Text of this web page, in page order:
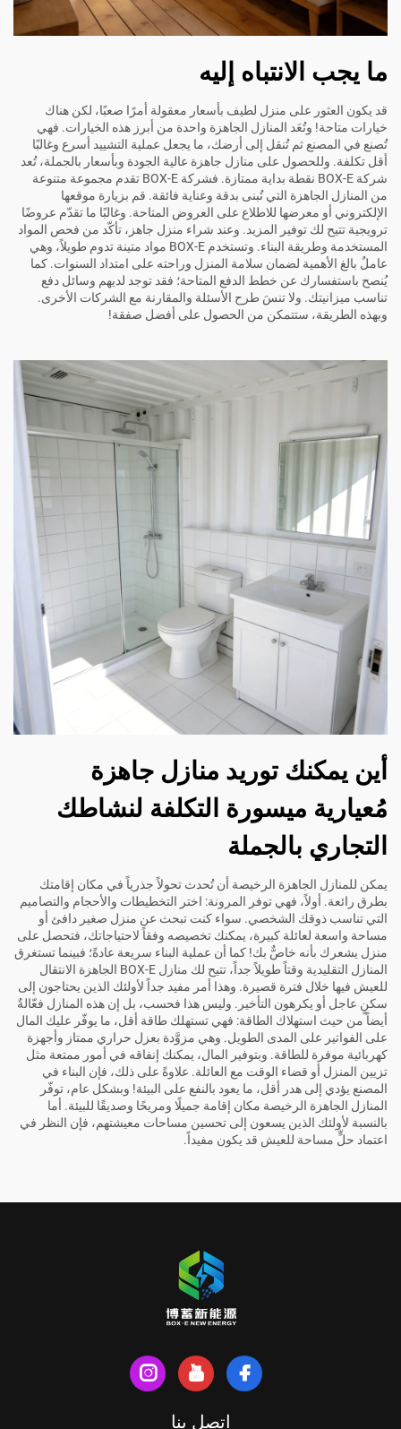
ما يجب الانتباه إليه
قد يكون العثور على منزل لطيف بأسعار معقولة أمرًا صعبًا، لكن هناك
خيارات متاحة! وتُعَد المنازل الجاهزة واحدة من أبرز هذه الخيارات. فهي
تُصنع في المصنع ثم تُنقل إلى أرضك، ما يجعل عملية التشييد أسرع وغالبًا
أقل تكلفة. وللحصول على منازل جاهزة عالية الجودة وبأسعار بالجملة، تُعد
شركة BOX-E نقطة بداية ممتازة. فشركة BOX-E تقدم مجموعة متنوعة
من المنازل الجاهزة التي تُبنى بدقة وعناية فائقة. قم بزيارة موقعها
الإلكتروني أو معرضها للاطلاع على العروض المتاحة. وغالبًا ما تقدّم عروضًا
ترويجية تتيح لك توفير المزيد. وعند شراء منزل جاهز، تأكّد من فحص المواد
المستخدمة وطريقة البناء. وتستخدم BOX-E مواد متينة تدوم طويلاً، وهي
عاملٌ بالغ الأهمية لضمان سلامة المنزل وراحته على امتداد السنوات. كما
يُنصح باستفسارك عن خطط الدفع المتاحة؛ فقد توجد لديهم وسائل دفع
تناسب ميزانيتك. ولا تنسَ طرح الأسئلة والمقارنة مع الشركات الأخرى.
وبهذه الطريقة، ستتمكن من الحصول على أفضل صفقة!
أين يمكنك توريد منازل جاهزة
مُعيارية ميسورة التكلفة لنشاطك
التجاري بالجملة
يمكن للمنازل الجاهزة الرخيصة أن تُحدث تحولاً جذرياً في مكان إقامتك
بطرق رائعة. أولاً، فهي توفر المرونة: اختر التخطيطات والأحجام والتصاميم
التي تناسب ذوقك الشخصي. سواء كنت تبحث عن منزل صغير دافئ أو
مساحة واسعة لعائلة كبيرة، يمكنك تخصيصه وفقاً لاحتياجاتك، فتحصل على
منزل يشعرك بأنه خاصٌّ بك! كما أن عملية البناء سريعة عادةً؛ فبينما تستغرق
المنازل التقليدية وقتاً طويلاً جداً، تتيح لك منازل BOX-E الجاهزة الانتقال
للعيش فيها خلال فترة قصيرة. وهذا أمر مفيد جداً لأولئك الذين يحتاجون إلى
سكنٍ عاجل أو يكرهون التأخير. وليس هذا فحسب، بل إن هذه المنازل فعّالةٌ
أيضاً من حيث استهلاك الطاقة: فهي تستهلك طاقة أقل، ما يوفّر عليك المال
على الفواتير على المدى الطويل. وهي مزوَّدة بعزل حراري ممتاز وأجهزة
كهربائية موفرة للطاقة. وبتوفير المال، يمكنك إنفاقه في أمور ممتعة مثل
تزيين المنزل أو قضاء الوقت مع العائلة. علاوةً على ذلك، فإن البناء في
المصنع يؤدي إلى هدر أقل، ما يعود بالنفع على البيئة! وبشكل عام، توفّر
المنازل الجاهزة الرخيصة مكان إقامة جميلًا ومريحًا وصديقًا للبيئة. أما
بالنسبة لأولئك الذين يسعون إلى تحسين مساحات معيشتهم، فإن النظر في
اعتماد حلٍّ مساحة للعيش قد يكون مفيداً.
اتصل بنا